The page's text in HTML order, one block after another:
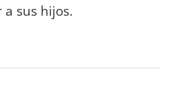
sus hijos.